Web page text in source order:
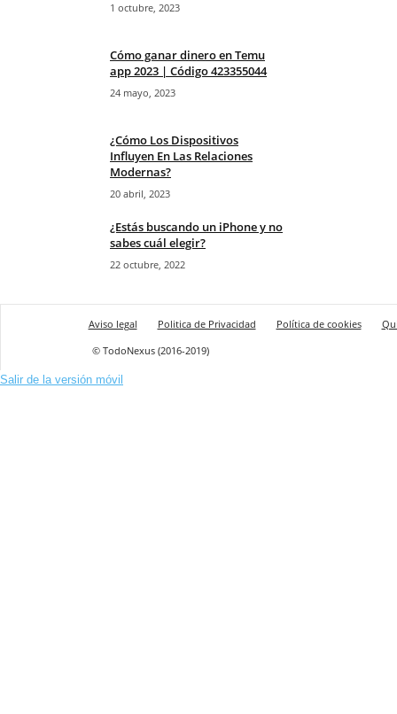
1 octubre, 2023
Cómo ganar dinero en Temu
app 2023 | Código 423355044
24 mayo, 2023
¿Cómo Los Dispositivos
Influyen En Las Relaciones
Modernas?
20 abril, 2023
¿Estás buscando un iPhone y no
sabes cuál elegir?
22 octubre, 2022
Aviso legal Politica de Privacidad Política de cookies
© TodoNexus (2016-2019)
Salir de la versión móvil